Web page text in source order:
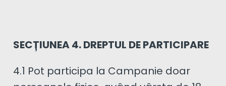
SECȚIUNEA 4. DREPTUL DE PARTICIPARE
4.1 Pot participa la Campanie doar